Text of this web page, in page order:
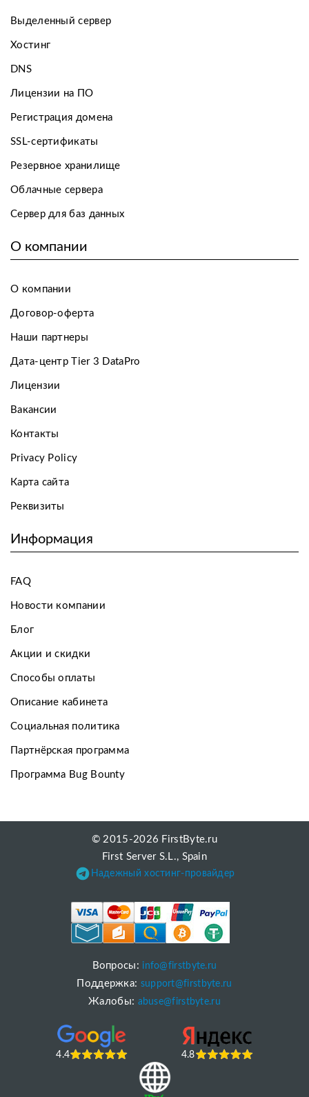
Выделенный сервер
Хостинг
DNS
Лицензии на ПО
Регистрация домена
SSL-сертификаты
Резервное хранилище
Облачные сервера
Сервер для баз данных
О компании
О компании
Договор-оферта
Наши партнеры
Дата-центр Tier 3 DataPro
Лицензии
Вакансии
Контакты
Privacy Policy
Карта сайта
Реквизиты
Информация
FAQ
Новости компании
Блог
Акции и скидки
Способы оплаты
Описание кабинета
Социальная политика
Партнёрская программа
Программа Bug Bounty
© 2015-2026 FirstByte.ru
First Server S.L., Spain
Надежный хостинг-провайдер
Вопросы: info@firstbyte.ru
Поддержка: support@firstbyte.ru
Жалобы: abuse@firstbyte.ru
4.4 4.8